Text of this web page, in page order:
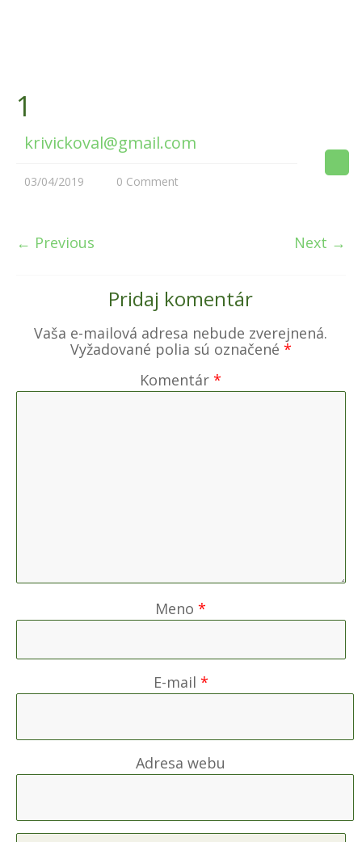
1
krivickoval@gmail.com
03/04/2019 0 Comment
← Previous Next →
Pridaj komentár
Vaša e-mailová adresa nebude zverejnená.
Vyžadované polia sú označené *
Komentár*
Meno*
E-mail *
Adresa webu